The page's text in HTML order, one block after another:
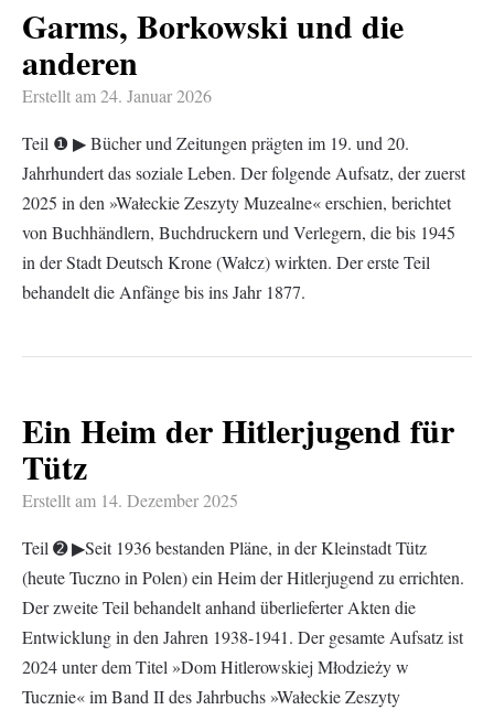
Garms, Borkowski und die
anderen
Erstellt am24. Januar 2026
Teil ❶ ▶︎ Bücher und Zeitungen prägten im 19. und 20.
Jahrhundert das soziale Leben. Der folgende Aufsatz, der zuerst
2025 in den »Wałeckie Zeszyty Muzealne« erschien, berichtet
von Buchhändlern, Buchdruckern und Verlegern, die bis 1945
in der Stadt Deutsch Krone (Wałcz) wirkten. Der erste Teil
behandelt die Anfänge bis ins Jahr 1877.
Ein Heim der Hitlerjugend für
Tütz
Erstellt am 14. Dezember 2025
Teil ➋ ▶︎Seit 1936 bestanden Pläne, in der Kleinstadt Tütz
(heute Tuczno in Polen) ein Heim der Hitlerjugend zu errichten.
Der zweite Teil behandelt anhand überlieferter Akten die
Entwicklung in den Jahren 1938-1941. Der gesamte Aufsatz ist
2024 unter dem Titel »Dom Hitlerowskiej Młodzieży w
Tucznie« im Band II des Jahrbuchs »Wałeckie Zeszyty